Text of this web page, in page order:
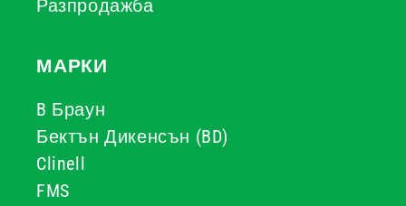
Разпродажба
МАРКИ
B Браун
Бектън Дикенсън (BD)
Clinell
FMS